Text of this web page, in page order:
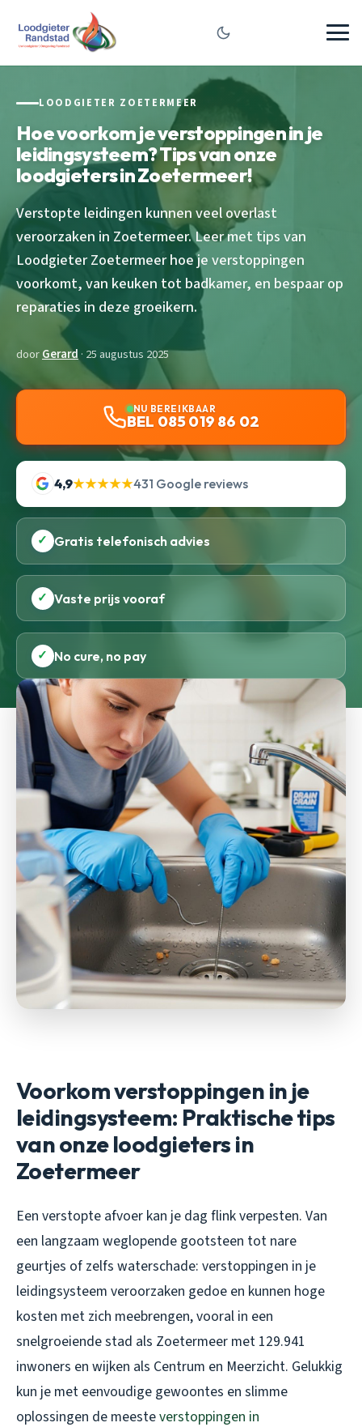
LOODGIETER ZOETERMEER
Hoe voorkom je verstoppingen in je
leidingsysteem? Tips van onze
loodgieters in Zoetermeer!
Verstopte leidingen kunnen veel overlast
veroorzaken in Zoetermeer. Leer met tips van
Loodgieter Zoetermeer hoe je verstoppingen
voorkomt, van keuken tot badkamer, en bespaar op
reparaties in deze groeikern.
doorGerard· 25 augustus 2025
NU BEREIKBAAR
BEL 085 019 86 02
4,9★★★★★431 Google reviews
✓ Gratis telefonisch advies
✓ Vaste prijs vooraf
✓ No cure, no pay
Voorkom verstoppingen in je
leidingsysteem: Praktische tips
van onze loodgieters in
Zoetermeer
Een verstopte afvoer kan je dag flink verpesten. Van
een langzaam weglopende gootsteen tot nare
geurtjes of zelfs waterschade: verstoppingen in je
leidingsysteem veroorzaken gedoe en kunnen hoge
kosten met zich meebrengen, vooral in een
snelgroeiende stad als Zoetermeer met 129.941
inwoners en wijken als Centrum en Meerzicht. Gelukkig
kun je met eenvoudige gewoontes en slimme
oplossingen de meesteverstoppingen in